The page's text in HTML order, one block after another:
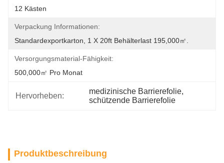
12 Kästen
Verpackung Informationen:
Standardexportkarton, 1 X 20ft Behälterlast 195,000㎡.
Versorgungsmaterial-Fähigkeit:
500,000㎡ Pro Monat
Hervorheben:
medizinische Barrierefolie,
schützende Barrierefolie
Produktbeschreibung